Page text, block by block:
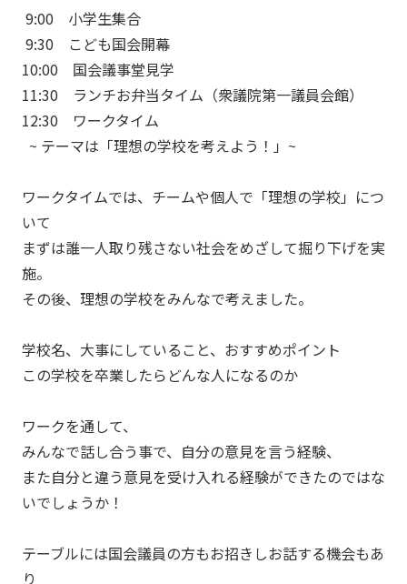
9:00 小学生集合
9:30 こども国会開幕
10:00 国会議事堂見学
11:30 ランチお弁当タイム（衆議院第一議員会館）
12:30 ワークタイム
~ テーマは「理想の学校を考えよう！」~
ワークタイムでは、チームや個人で「理想の学校」につ
いて
まずは誰一人取り残さない社会をめざして掘り下げを実
施。
その後、理想の学校をみんなで考えました。
学校名、大事にしていること、おすすめポイント
この学校を卒業したらどんな人になるのか
ワークを通して、
みんなで話し合う事で、自分の意見を言う経験、
また自分と違う意見を受け入れる経験ができたのではな
いでしょうか！
テーブルには国会議員の方もお招きしお話する機会もあ
り